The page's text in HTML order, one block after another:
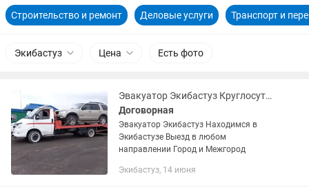
Строительство и ремонт Деловые услуги Транспорт и
Экибастуз Цена Есть фото
Эвакуатор Экибастуз Круглосуточно
Договорная
Эвакуатор Экибастуз Находимся в
Экибастузе Выезд в любом
направлении Город и Межгород
Экибастуз, 14 июня